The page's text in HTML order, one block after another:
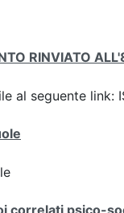
RINVIATO
seguente link:
correlati psico-